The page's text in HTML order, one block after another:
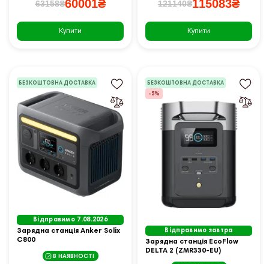
63158₴60001₴
Купити
121140₴115083₴
Купити
БЕЗКОШТОВНА ДОСТАВКА
Відправимо 7.08.2026
Зарядна станція Anker Solix
C800
В НАЯВНОСТІ
БЕЗКОШТОВНА ДОСТАВКА
-5%
Відправимо завтра
Зарядна станція EcoFlow
DELTA 2 (ZMR330-EU)